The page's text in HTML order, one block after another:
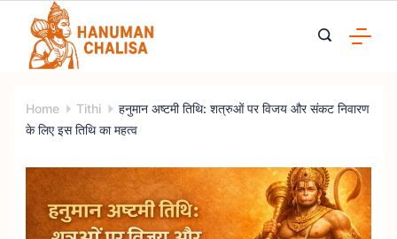
content
Home Tithi
हनुमान अष्टमी तिथि: शत्रुओं पर विजय और संकट निवारण
के लिए इस तिथि का महत्व